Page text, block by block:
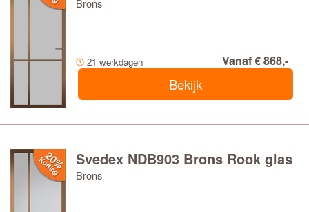
Brons
21 werkdagen Vanaf € 868,-
Bekijk
Svedex NDB903 Brons Rook glas
Brons